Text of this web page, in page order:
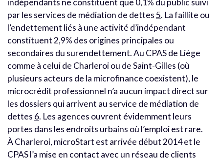
indépendants ne constituent que 0,1% du public suivi
par les services de médiation de dettes5. La faillite ou
l’endettement liés à une activité d’indépendant
constituent 2,9% des origines principales ou
secondaires du surendettement. Au CPAS de Liège
comme à celui de Charleroi ou de Saint-Gilles (où
plusieurs acteurs de la microfinance coexistent), le
microcrédit professionnel n’a aucun impact direct sur
les dossiers qui arrivent au service de médiation de
dettes 6. Les agences ouvrent évidemment leurs
portes dans les endroits urbains où l’emploi est rare.
À Charleroi, microStart est arrivée début 2014 et le
CPAS l’a mise en contact avec un réseau de clients